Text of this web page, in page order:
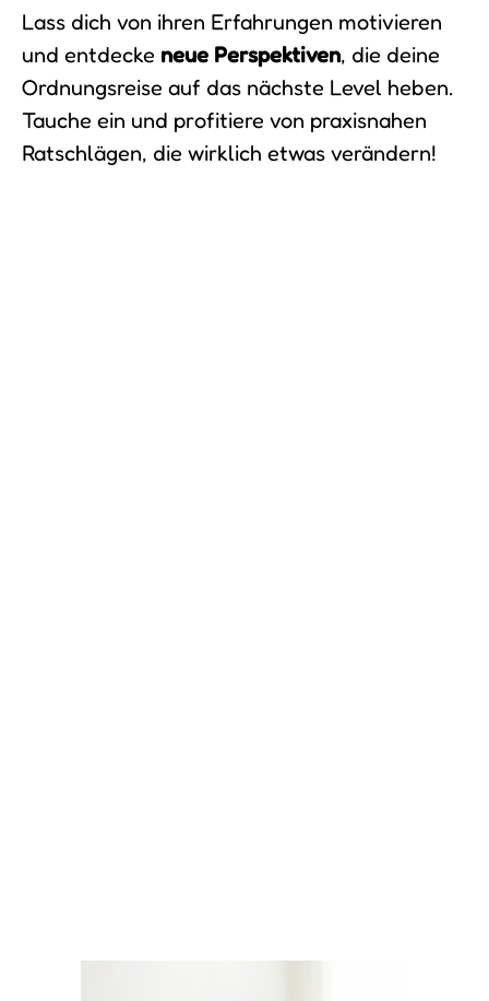
Lass dich von ihren Erfahrungen motivieren
und entdecke neue Perspektiven, die deine
Ordnungsreise auf das nächste Level heben.
Tauche ein und profitiere von praxisnahen
Ratschlägen, die wirklich etwas verändern!